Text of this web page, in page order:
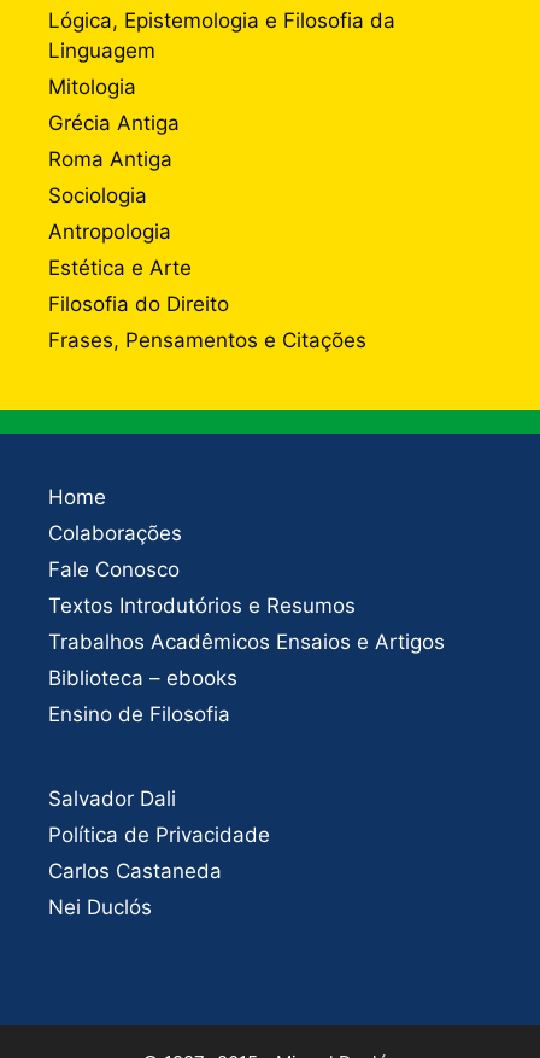
Lógica, Epistemologia e Filosofia da
Linguagem
Mitologia
Grécia Antiga
Roma Antiga
Sociologia
Antropologia
Estética e Arte
Filosofia do Direito
Frases, Pensamentos e Citações
Home
Colaborações
Fale Conosco
Textos Introdutórios e Resumos
Trabalhos Acadêmicos Ensaios e Artigos
Biblioteca – ebooks
Ensino de Filosofia
Salvador Dali
Política de Privacidade
Carlos Castaneda
Nei Duclós